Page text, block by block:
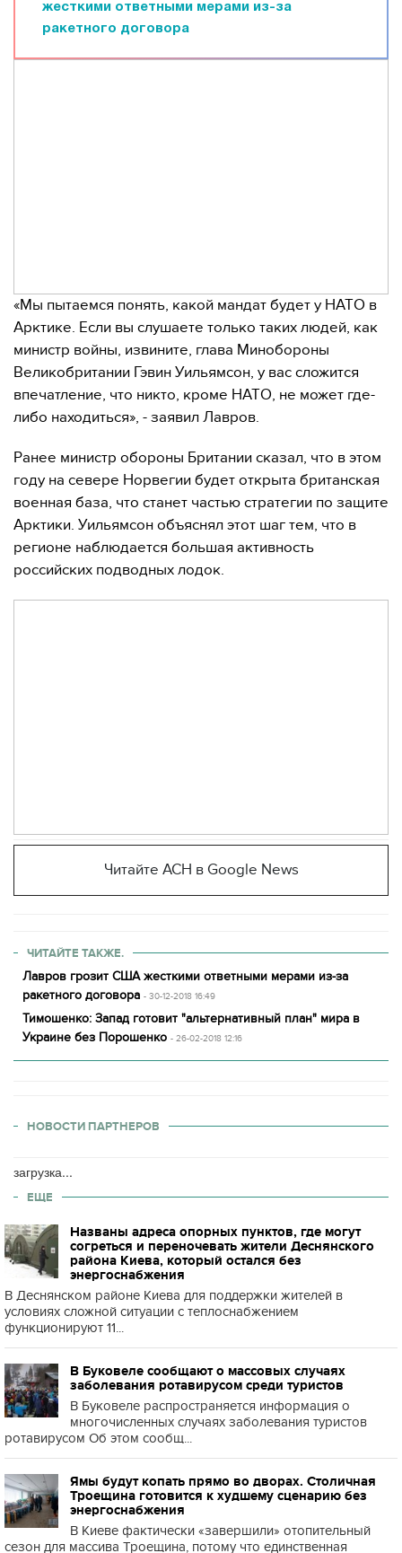
жесткими ответными мерами из-за
ракетного договора
«Мы пытаемся понять, какой мандат будет у НАТО в
Арктике. Если вы слушаете только таких людей, как
министр войны, извините, глава Минобороны ​
Великобритании Гэвин Уильямсон, у вас сложится
впечатление, что никто, кроме НАТО, не может где-
либо находиться», - заявил Лавров.
Ранее министр обороны Британии сказал, что в этом
году на севере Норвегии будет открыта британская
военная база, что станет частью стратегии по защите
Арктики. Уильямсон объяснял этот шаг тем, что в
регионе наблюдается большая активность
российских подводных лодок.
Читайте АСН в Google News
ЧИТАЙТЕ ТАКЖЕ.
Лавров грозит США жесткими ответными мерами из-за
ракетного договора - 30-12-2018 16:49
Тимошенко: Запад готовит "альтернативный план" мира в
Украине без Порошенко - 26-02-2018 12:16
НОВОСТИ ПАРТНЕРОВ
загрузка...
ЕЩЕ
Названы адреса опорных пунктов, где могут
согреться и переночевать жители Деснянского
района Киева, который остался без
энергоснабжения
В Деснянском районе Киева для поддержки жителей в
условиях сложной ситуации с теплоснабжением
функционируют 11...
В Буковеле сообщают о массовых случаях
заболевания ротавирусом среди туристов
В Буковеле распространяется информация о
многочисленных случаях заболевания туристов
ротавирусом Об этом сообщ...
Ямы будут копать прямо во дворах. Столичная
Троещина готовится к худшему сценарию без
энергоснабжения
В Киеве фактически «завершили» отопительный
сезон для массива Троещина, потому что единственная